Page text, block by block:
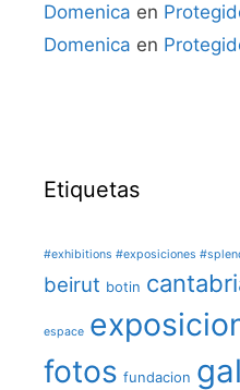
Domenica en
Domenica en
Etiquetas
#exhibitions #exposiciones
beirut botin
espace
fotos fundacion